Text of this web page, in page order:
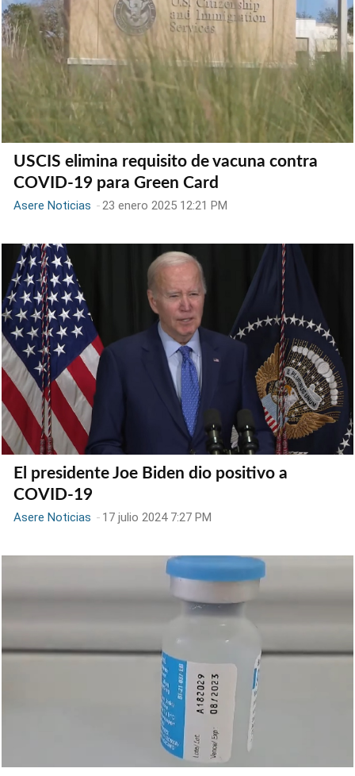
USCIS elimina requisito de vacuna contra
COVID-19 para Green Card
Asere Noticias -23 enero 2025 12:21 PM
El presidente Joe Biden dio positivo a
COVID-19
Asere Noticias - 17 julio 2024 7:27 PM